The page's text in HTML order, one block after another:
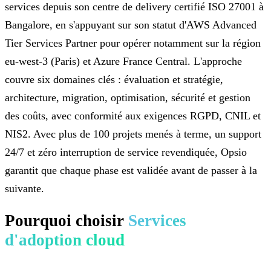
services depuis son centre de delivery certifié ISO 27001 à
Bangalore, en s'appuyant sur son statut d'AWS Advanced
Tier Services Partner pour opérer notamment sur la région
eu-west-3 (Paris) et Azure France Central. L'approche
couvre six domaines clés : évaluation et stratégie,
architecture, migration, optimisation, sécurité et gestion
des coûts, avec conformité aux exigences RGPD, CNIL et
NIS2. Avec plus de 100 projets menés à terme, un support
24/7 et zéro interruption de service revendiquée, Opsio
garantit que chaque phase est validée avant de passer à la
suivante.
Pourquoi choisir Services
d'adoption cloud